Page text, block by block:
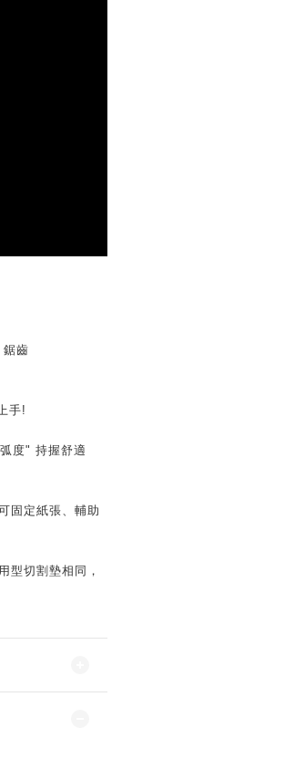
齒
手!
度" 持握舒適
固定紙張、輔助
型切割墊相同，